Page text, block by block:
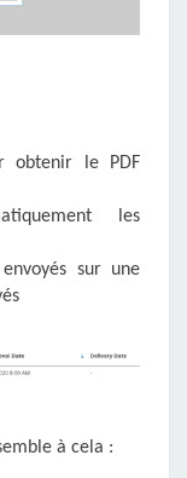
obtenir le PDF
les
sur une
à cela :